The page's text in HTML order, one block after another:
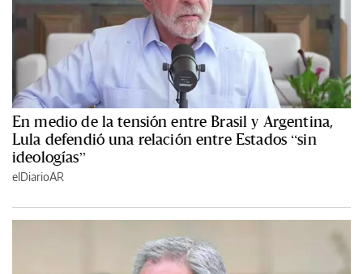
En medio de la tensión entre Brasil y Argentina,
Lula defendió una relación entre Estados “sin
ideologías”
elDiarioAR